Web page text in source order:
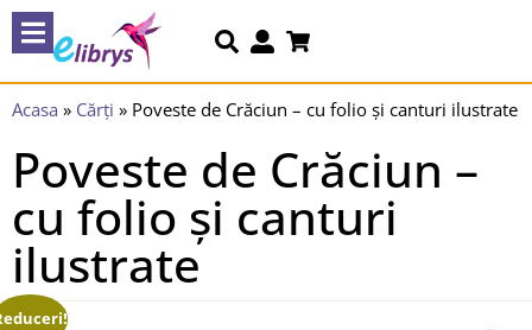
Acasa » Cărți » Poveste de Crăciun – cu folio și canturi ilustrate
Poveste de Crăciun –
cu folio și canturi
ilustrate